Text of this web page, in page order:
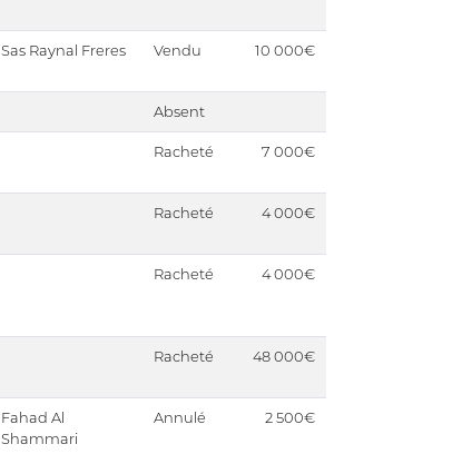
Sas Raynal Freres Vendu 10 000€
Absent
Racheté 7 000€
Racheté 4 000€
Racheté 4 000€
Racheté 48 000€
Fahad Al
Shammari
Annulé 2 500€